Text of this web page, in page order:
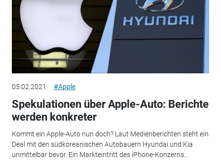
05.02.2021 #Apple
Spekulationen über Apple-Auto: Berichte
werden konkreter
Kommt ein Apple-Auto nun doch? Laut Medienberichten steht ein
Deal mit den südkoreanischen Autobauern Hyundai und Kia
unmittelbar bevor. Ein Markteintritt des iPhone-Konzerns...